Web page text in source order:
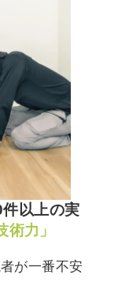
以上の実
術力」
が一番不安